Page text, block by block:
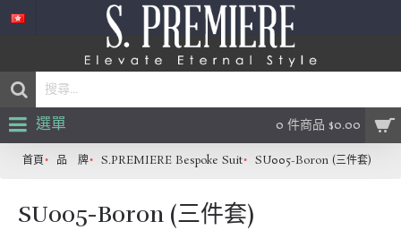
0 件商品 $0.00
選單
首頁 品 牌 S.PREMIERE Bespoke Suit SU005-Boron (三件套)
SU005-Boron (三件套)